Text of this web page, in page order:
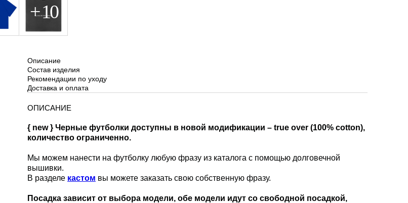
Описание
Состав изделия
Рекомендации по уходу
Доставка и оплата
ОПИСАНИЕ
{ new } Черные футболки доступны в новой модификации – true over (100% cotton),
количество ограниченно.
Мы можем нанести на футболку любую фразу из каталога с помощью долговечной
вышивки.
В разделе кастом вы можете заказать свою собственную фразу.
Посадка зависит от выбора модели, обе модели идут со свободной посадкой,